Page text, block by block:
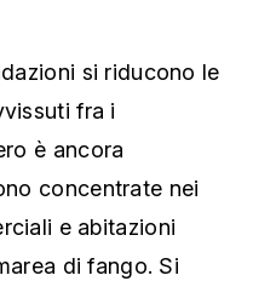
si riducono le
fra i
è ancora
concentrate nei
e abitazioni
di fango. Si